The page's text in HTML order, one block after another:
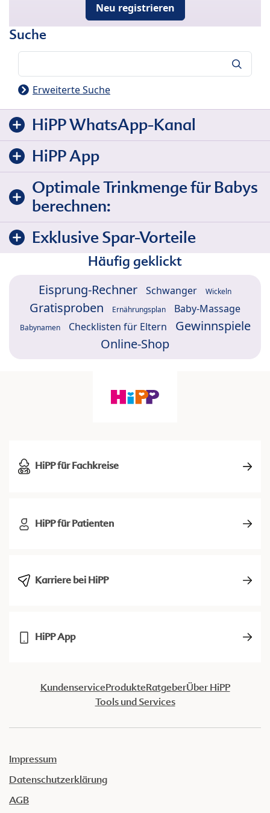
Neu registrieren
Suche
Erweiterte Suche
HiPP WhatsApp-Kanal
HiPP App
Optimale Trinkmenge für Babys
berechnen:
Exklusive Spar-Vorteile
Häufig geklickt
Eisprung-Rechner Schwanger Wickeln
Gratisproben Ernährungsplan Baby-Massage
Babynamen Checklisten für Eltern
Gewinnspiele
Online-Shop
HiPP für Fachkreise
HiPP für Patienten
Karriere bei HiPP
HiPP App
KundenserviceProdukteRatgeberÜber HiPP
Tools und Services
Impressum
Datenschutzerklärung
AGB